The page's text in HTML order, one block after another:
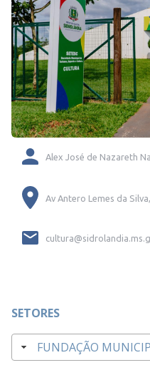
Alex José de Nazareth
Av Antero Lemes da
SETORES
FUNDAÇÃO